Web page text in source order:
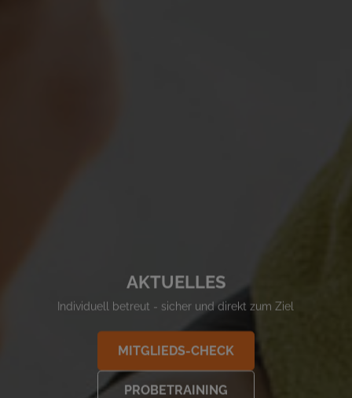
AKTUELLES
Individuell betreut - sicher und direkt zum Ziel
MITGLIEDS-CHECK
PROBETRAINING